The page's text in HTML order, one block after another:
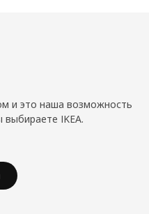
и это наша возможность
выбираете IKEA.